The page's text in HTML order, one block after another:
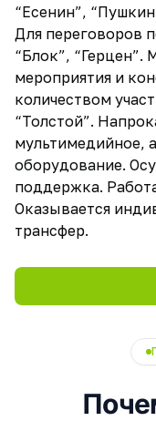
“Есенин”,
Для переговоров
“Блок”, “Герцен”.
мероприятия и
количеством
“Толстой”.
мультимедийное,
оборудование.
поддержка.
Оказывается
трансфер.